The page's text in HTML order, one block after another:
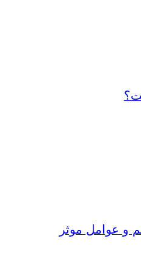
و عوامل موثر